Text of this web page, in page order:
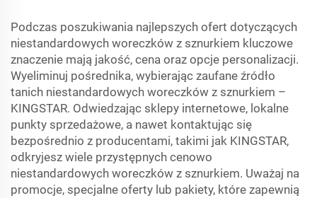
Podczas poszukiwania najlepszych ofert dotyczących
niestandardowych woreczków z sznurkiem kluczowe
znaczenie mają jakość, cena oraz opcje personalizacji.
Wyeliminuj pośrednika, wybierając zaufane źródło
tanich niestandardowych woreczków z sznurkiem –
KINGSTAR. Odwiedzając sklepy internetowe, lokalne
punkty sprzedażowe, a nawet kontaktując się
bezpośrednio z producentami, takimi jak KINGSTAR,
odkryjesz wiele przystępnych cenowo
niestandardowych woreczków z sznurkiem. Uważaj na
promocje, specjalne oferty lub pakiety, które zapewnią